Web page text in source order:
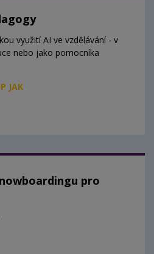
využití AI ve vzdělávání - v
nebo jako pomocníka
JAK
pro